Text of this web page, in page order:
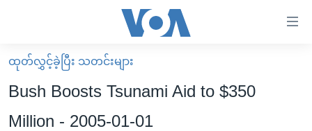
လွယ်ကူ
စေ
သည့်
မူလစာမျက်နှာ
မြန်မာ
ကမ္ဘာ့သတင်းများ
ထုတ်လွှင့်ခဲ့ပြီး သတင်းများ
Bush Boosts Tsunami Aid to $350
Million - 2005-01-01